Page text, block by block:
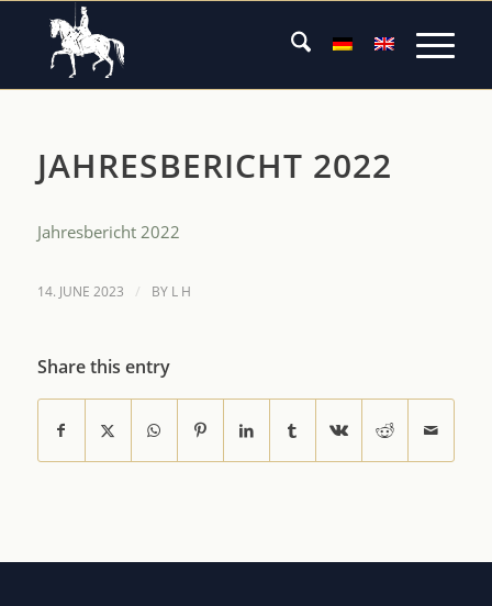
JAHRESBERICHT 2022
Jahresbericht 2022
14. JUNE 2023 / BY L H
Share this entry